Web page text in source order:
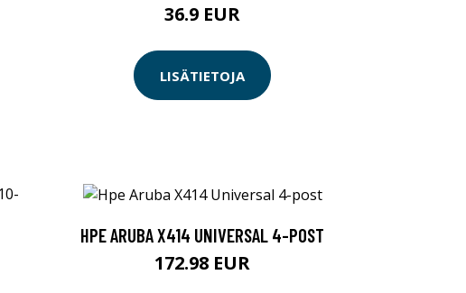
36.9 EUR
LISÄTIETOJA
HPE ARUBA X414 UNIVERSAL 4-POST
172.98 EUR